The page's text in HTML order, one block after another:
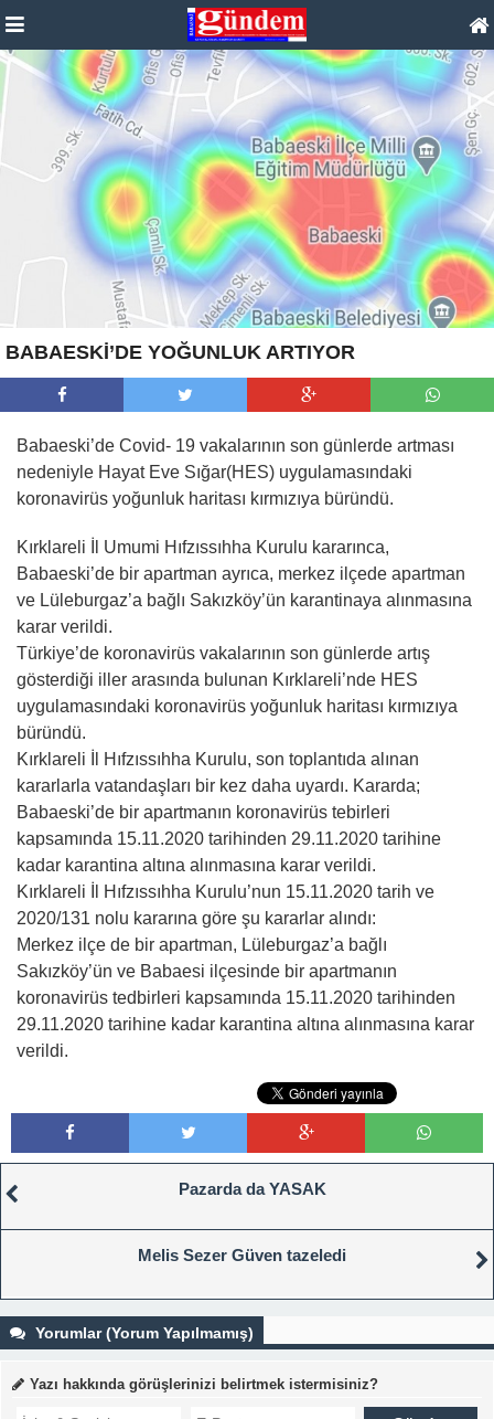
BABAESKİ’DE YOĞUNLUK ARTIYOR
Babaeski’de Covid- 19 vakalarının son günlerde artması
nedeniyle Hayat Eve Sığar(HES) uygulamasındaki
koronavirüs yoğunluk haritası kırmızıya büründü.
Kırklareli İl Umumi Hıfzıssıhha Kurulu kararınca,
Babaeski’de bir apartman ayrıca, merkez ilçede apartman
ve Lüleburgaz’a bağlı Sakızköy’ün karantinaya alınmasına
karar verildi.
Türkiye’de koronavirüs vakalarının son günlerde artış
gösterdiği iller arasında bulunan Kırklareli’nde HES
uygulamasındaki koronavirüs yoğunluk haritası kırmızıya
büründü.
Kırklareli İl Hıfzıssıhha Kurulu, son toplantıda alınan
kararlarla vatandaşları bir kez daha uyardı. Kararda;
Babaeski’de bir apartmanın koronavirüs tebirleri
kapsamında 15.11.2020 tarihinden 29.11.2020 tarihine
kadar karantina altına alınmasına karar verildi.
Kırklareli İl Hıfzıssıhha Kurulu’nun 15.11.2020 tarih ve
2020/131 nolu kararına göre şu kararlar alındı:
Merkez ilçe de bir apartman, Lüleburgaz’a bağlı
Sakızköy’ün ve Babaesi ilçesinde bir apartmanın
koronavirüs tedbirleri kapsamında 15.11.2020 tarihinden
29.11.2020 tarihine kadar karantina altına alınmasına karar
verildi.
Pazarda da YASAK
Melis Sezer Güven tazeledi
Yorumlar (Yorum Yapılmamış)
Yazı hakkında görüşlerinizi belirtmek istermisiniz?